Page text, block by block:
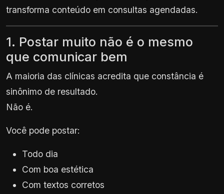
transforma conteúdo em consultas agendadas.
1. Postar muito não é o mesmo
que comunicar bem
A maioria das clínicas acredita que constância é
sinônimo de resultado.
Não é.
Você pode postar:
Todo dia
Com boa estética
Com textos corretos